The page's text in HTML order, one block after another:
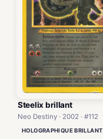
Steelix brillant
Neo Destiny · 2002 · #112
HOLOGRAPHIQUE BRILLANT